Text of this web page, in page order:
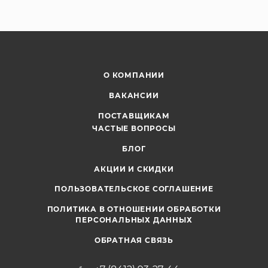
О КОМПАНИИ
ВАКАНСИИ
ПОСТАВЩИКАМ
ЧАСТЫЕ ВОПРОСЫ
БЛОГ
АКЦИИ И СКИДКИ
ПОЛЬЗОВАТЕЛЬСКОЕ СОГЛАШЕНИЕ
ПОЛИТИКА В ОТНОШЕНИИ ОБРАБОТКИ
ПЕРСОНАЛЬНЫХ ДАННЫХ
ОБРАТНАЯ СВЯЗЬ